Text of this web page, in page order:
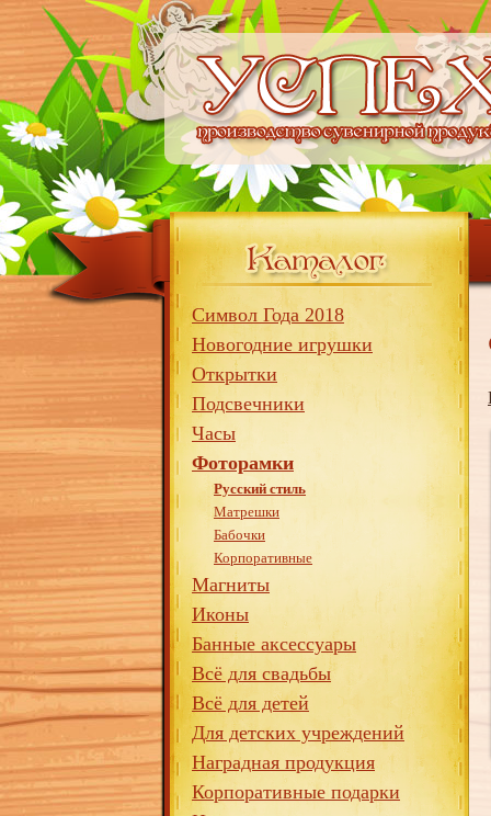
Символ Года 2018
Новогодние игрушки
Открытки
Подсвечники
Часы
Фоторамки
Русский стиль
Матрешки
Бабочки
Корпоративные
Магниты
Иконы
Банные аксессуары
Всё для свадьбы
Всё для детей
Для детских учреждений
Наградная продукция
Корпоративные подарки